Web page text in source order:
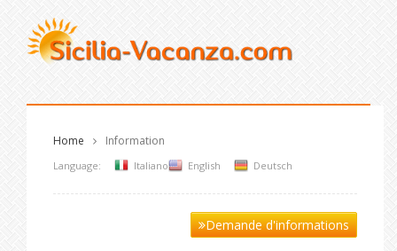
Home Information
Language: Italiano English Deutsch
Demande d'informations